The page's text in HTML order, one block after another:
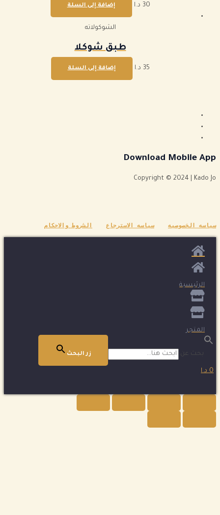
30 د.ا إضافة إلى السلة
الشوكولاته
طبق شوكلا
35 د.ا إضافة إلى السلة
Download Mobile App
Copyright © 2024 | Kado Jo
سياسه الخصوصيه سياسه الاسترجاع الشروط والاحكام
الرئيسية
المتجر
بحث عن: زر البحث
0 د.ا